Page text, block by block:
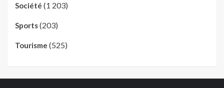
Société (1 203)
Sports(203)
Tourisme (525)